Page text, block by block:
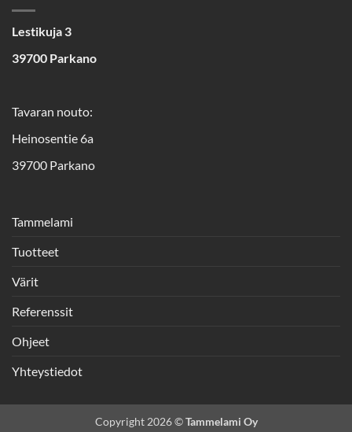
Lestikuja 3
39700 Parkano
Tavaran nouto:
Heinosentie 6a
39700 Parkano
Tammelami
Tuotteet
Värit
Referenssit
Ohjeet
Yhteystiedot
Copyright 2026 ©Tammelami Oy